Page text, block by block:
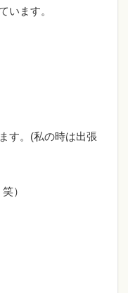
います。
す。(私の時は出張
）